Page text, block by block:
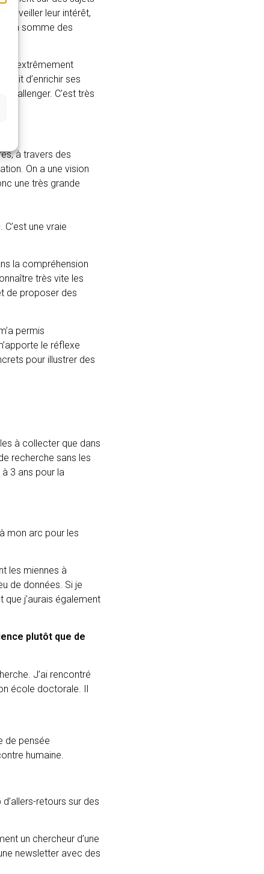
leur intérêt,
la somme des
extrêmement
d’enrichir ses
C’est très
à travers des
On a une vision
une très grande
une vraie
la compréhension
très vite les
de proposer des
permis
le réflexe
pour illustrer des
à collecter que dans
recherche sans les
3 ans pour la
mon arc pour les
les miennes à
de données. Si je
que j’aurais également
plutôt que de
J’ai rencontré
école doctorale. Il
de pensée
humaine.
retours sur des
un chercheur d’une
newsletter avec des